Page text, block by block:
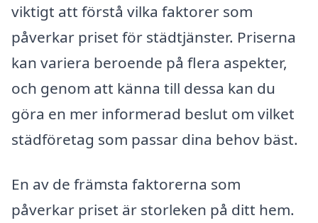
viktigt att förstå vilka faktorer som
påverkar priset för städtjänster. Priserna
kan variera beroende på flera aspekter,
och genom att känna till dessa kan du
göra en mer informerad beslut om vilket
städföretag som passar dina behov bäst.
En av de främsta faktorerna som
påverkar priset är storleken på ditt hem.